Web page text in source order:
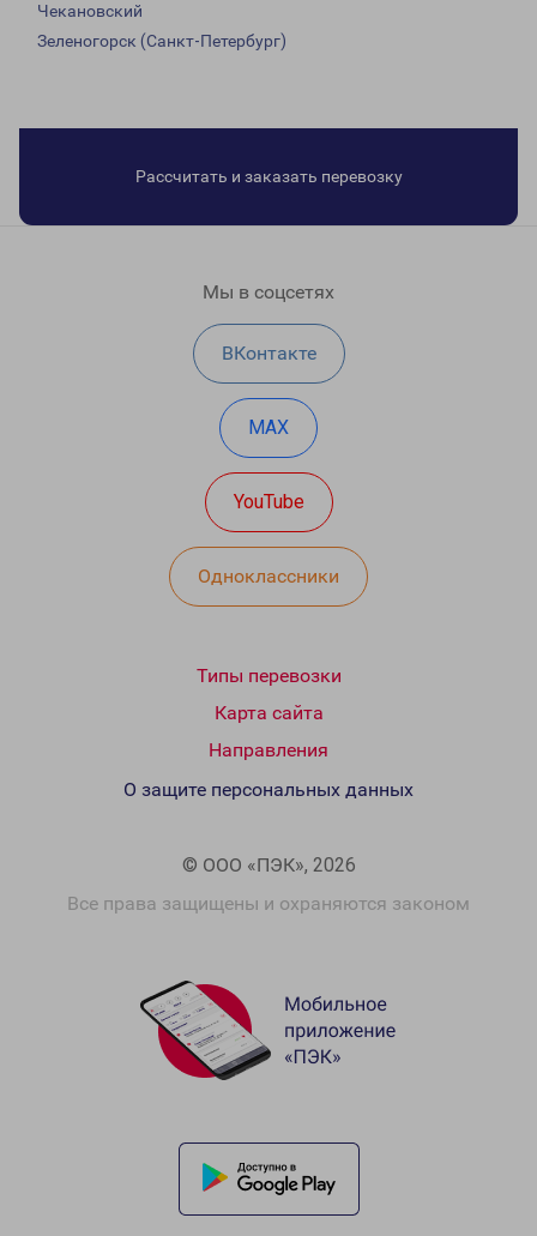
Чекановский
Зеленогорск (Санкт-Петербург)
Рассчитать и заказать перевозку
Мы в соцсетях
ВКонтакте
MAX
YouTube
Одноклассники
Типы перевозки
Карта сайта
Направления
© ООО «ПЭК», 2026
Все права защищены и охраняются законом
О защите персональных данных